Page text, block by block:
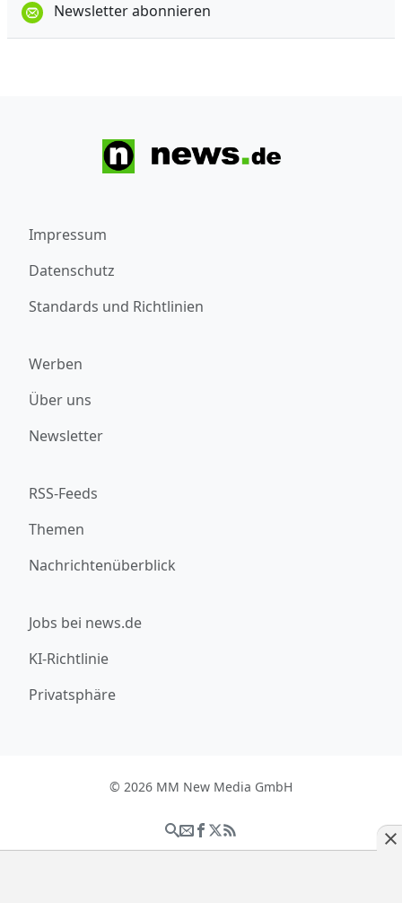
Newsletter abonnieren
Impressum
Datenschutz
Standards und Richtlinien
Werben
Über uns
Newsletter
RSS-Feeds
Themen
Nachrichtenüberblick
Jobs bei news.de
KI-Richtlinie
Privatsphäre
© 2026 MM New Media GmbH